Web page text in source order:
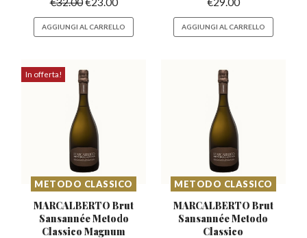
AGGIUNGI AL CARRELLO AGGIUNGI AL CARRELLO
In offerta!
METODO CLASSICO
MARCALBERTO Brut
SansannéeMetodo
Classico Magnum
METODO CLASSICO
MARCALBERTO Brut
SansannéeMetodo
Classico